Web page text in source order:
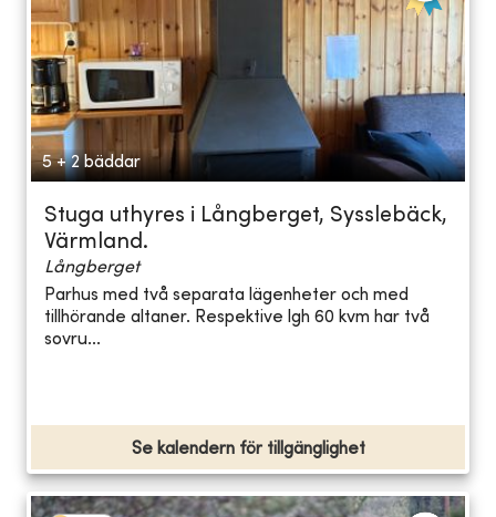
5 + 2 bäddar
Stuga uthyres i Långberget, Sysslebäck,
Värmland.
Långberget
Parhus med två separata lägenheter och med
tillhörande altaner. Respektive lgh 60 kvm har två
sovru...
Se kalendern för tillgänglighet